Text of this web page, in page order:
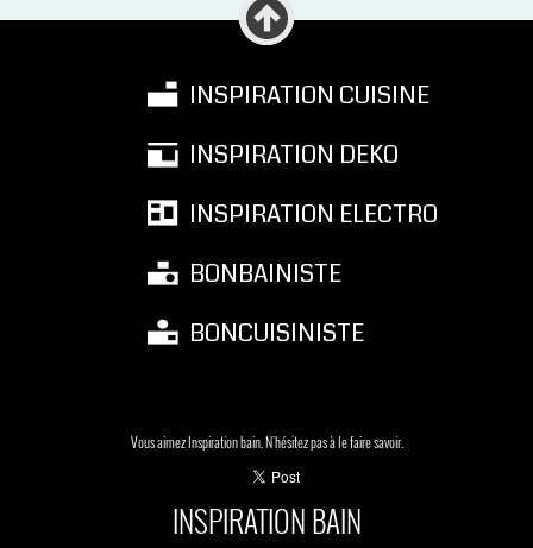
INSPIRATION CUISINE
INSPIRATION DEKO
INSPIRATION ELECTRO
BONBAINISTE
BONCUISINISTE
Vous aimez Inspiration bain. N'hésitez pas à le faire savoir.
INSPIRATION BAIN